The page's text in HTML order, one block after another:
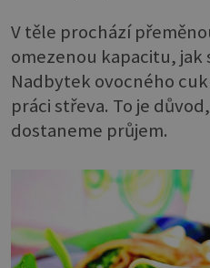
V těle prochází
omezenou kapacitu, jak
Nadbytek ovocného
práci střeva. To je
dostaneme průjem.